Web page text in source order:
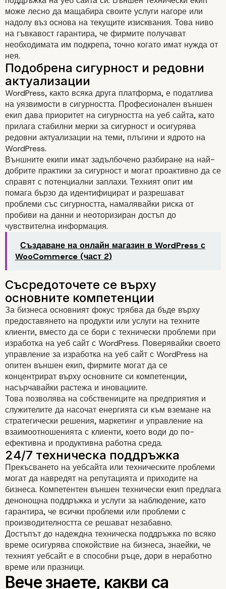
Съсредоточете се върху
основните компетенции
Достъп до специализирани
умения
Мащабируемост и
може лесно да мащабира своите услуги нагоре или
надолу въз основа на текущите изисквания. Това ниво
на гъвкавост гарантира, че фирмите получават
необходимата им подкрепа, точно когато имат нужда от
нея.
Подобрена сигурност и
актуализации
WordPress, както всяка друга платформа, е податлива
на уязвимости в сигурността. Професионален външен
екип дава приоритет на сигурността на уеб сайта, като
прилага стабилни мерки за сигурност и осигурява
редовни актуализации на теми, плъгини и ядрото на
WordPress.
Външните екипи имат задълбочено разбиране на най-
добрите практики за сигурност и могат проактивно да се
справят с потенциални заплахи. Техният опит им
помага бързо да идентифицират и разрешават
проблеми със сигурността, намалявайки риска от
пробиви на данни и неоторизиран достъп до
чувствителна информация.
Създаване на онлайн магазин в WordPress с
WooCommerce (част 2)
За бизнеса основният фокус трябва да бъде върху
предоставянето на продукти или услуги на техните
клиенти, вместо да се бори с технически проблеми при
изработка на уеб сайт с WordPress. Поверявайки своето
управление за изработка на уеб сайт с WordPress на
опитен външен екип, фирмите могат да се
концентрират върху основните си компетенции,
насърчавайки растежа и иновациите.
Това позволява на собствениците на предприятия и
служителите да насочат енергията си към вземане на
стратегически решения, маркетинг и управление на
взаимоотношенията с клиенти, което води до по-
ефективна и продуктивна работна среда.
Прекъсването на уебсайта или техническите проблеми
могат да навредят на репутацията и приходите на
бизнеса. Компетентен външен технически екип предлага
денонощна поддръжка и услуги за наблюдение, като
гарантира, че всички проблеми или проблеми с
производителността се решават незабавно.
Достъпът до надеждна техническа поддръжка по всяко
време осигурява спокойствие на бизнеса, знаейки, че
техният уебсайт е в способни ръце, дори в неработно
време или празници.